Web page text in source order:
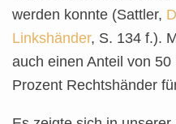
werden konnte (Sattler,
Linkshänder, S. 134 f.).
auch einen Anteil von
Prozent Rechtshänder